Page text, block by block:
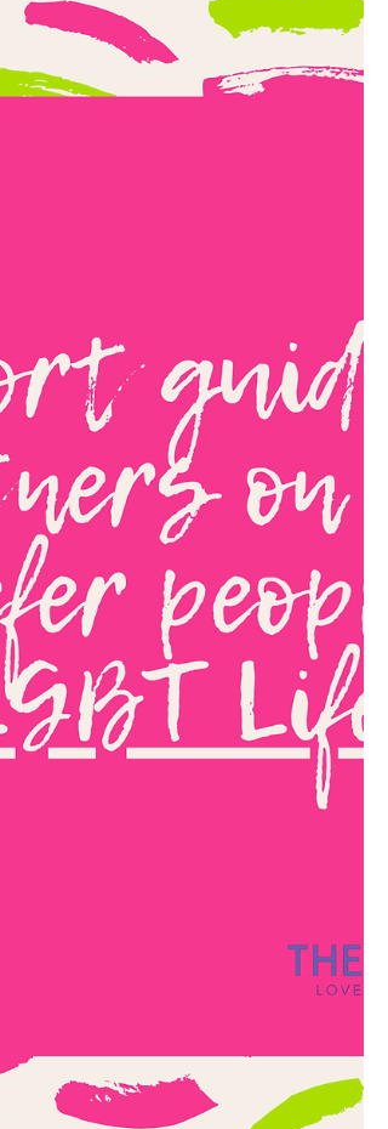
Interner Link: 👉
https://www.thelgbtlife.de/ Rechtliche
Rahmenbedingungen in Deutschland
Versammlungsfreiheit